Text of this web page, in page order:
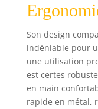
Son design
indéniable pour
une utilisation
est certes
en main
rapide en métal,